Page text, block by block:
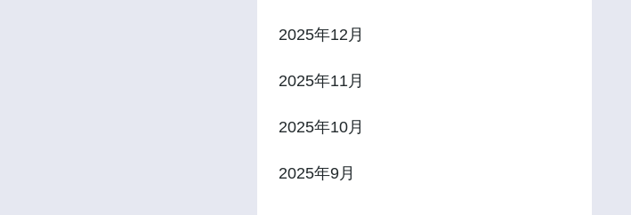
2025年12月
2025年11月
2025年10月
2025年9月